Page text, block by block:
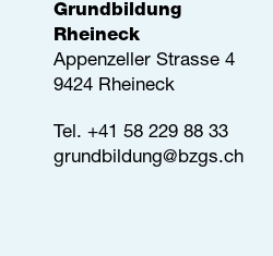
Grundbildung
Rheineck
Appenzeller Strasse 4
9424 Rheineck
Tel. +41 58 229 88 33
grundbildung@bzgs.ch